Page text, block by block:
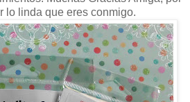
lo linda que eres conmigo.